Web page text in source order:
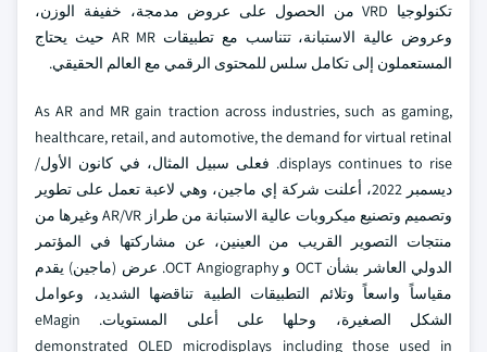
تكنولوجيا VRD من الحصول على عروض مدمجة، خفيفة الوزن،
وعروض عالية الاستبانة، تتناسب مع تطبيقات AR MR حيث يحتاج
المستعملون إلى تكامل سلس للمحتوى الرقمي مع العالم الحقيقي.
As AR and MR gain traction across industries, such as gaming,
healthcare, retail, and automotive, the demand for virtual retinal
displays continues to rise. فعلى سبيل المثال، في كانون الأول/
ديسمبر 2022، أعلنت شركة إي ماجين، وهي لاعبة تعمل على تطوير
وتصميم وتصنيع ميكروبات عالية الاستبانة من طراز AR/VR وغيرها من
منتجات التصوير القريب من العينين، عن مشاركتها في المؤتمر
الدولي العاشر بشأن OCT و OCT Angiography. عرض (ماجين) يقدم
مقياساً واسعاً وتلائم التطبيقات الطبية تناقضها الشديد، وعوامل
الشكل الصغيرة، وحلها على أعلى المستويات. eMagin
demonstrated OLED microdisplays including those used in